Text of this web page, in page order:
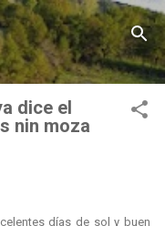
dice el
nin moza
días de sol y buen